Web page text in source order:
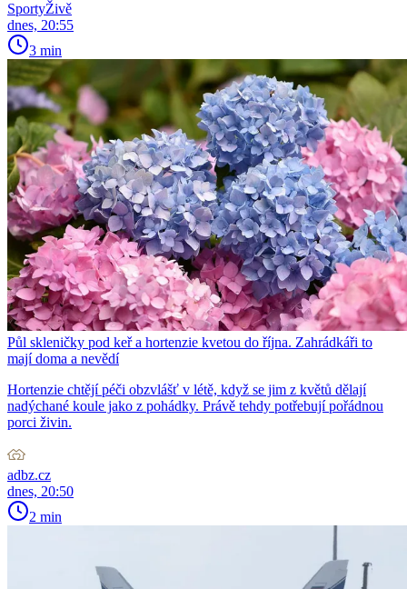
SportyŽivě
dnes, 20:55
3 min
Půl skleničky pod keř a hortenzie kvetou do října. Zahrádkáři to
mají doma a nevědí
Hortenzie chtějí péči obzvlášť v létě, když se jim z květů dělají
nadýchané koule jako z pohádky. Právě tehdy potřebují pořádnou
porci živin.
adbz.cz
dnes, 20:50
2 min